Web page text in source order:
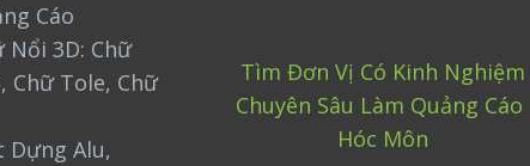
Cáo
Nổi 3D: Chữ
Chữ Tole, Chữ
Dựng Alu,
Tìm Đơn Vị Có Kinh Nghiệm
Chuyên Sâu Làm Quảng Cáo
Hóc Môn